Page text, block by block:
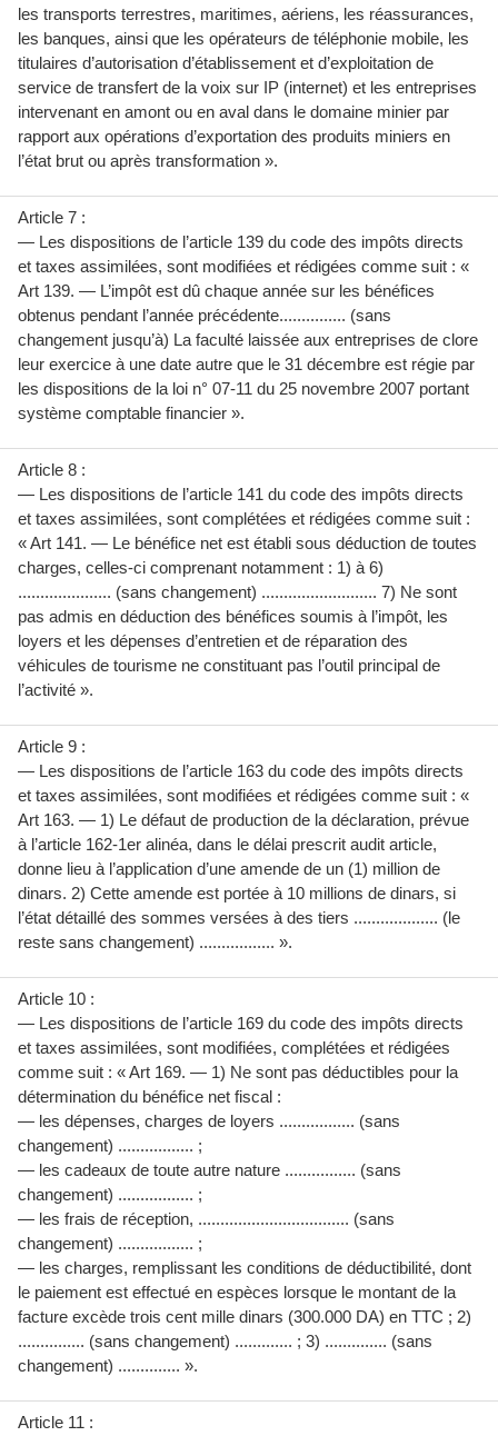
les transports terrestres, maritimes, aériens, les réassurances,
les banques, ainsi que les opérateurs de téléphonie mobile, les
titulaires d’autorisation d’établissement et d’exploitation de
service de transfert de la voix sur IP (internet) et les entreprises
intervenant en amont ou en aval dans le domaine minier par
rapport aux opérations d’exportation des produits miniers en
l’état brut ou après transformation ».
Article 7 :
— Les dispositions de l’article 139 du code des impôts directs
et taxes assimilées, sont modifiées et rédigées comme suit : «
Art 139. — L’impôt est dû chaque année sur les bénéfices
obtenus pendant l’année précédente............... (sans
changement jusqu’à) La faculté laissée aux entreprises de clore
leur exercice à une date autre que le 31 décembre est régie par
les dispositions de la loi n° 07-11 du 25 novembre 2007 portant
système comptable financier ».
Article 8 :
— Les dispositions de l’article 141 du code des impôts directs
et taxes assimilées, sont complétées et rédigées comme suit :
« Art 141. — Le bénéfice net est établi sous déduction de toutes
charges, celles-ci comprenant notamment : 1) à 6)
..................... (sans changement) .......................... 7) Ne sont
pas admis en déduction des bénéfices soumis à l’impôt, les
loyers et les dépenses d’entretien et de réparation des
véhicules de tourisme ne constituant pas l’outil principal de
l’activité ».
Article 9 :
— Les dispositions de l’article 163 du code des impôts directs
et taxes assimilées, sont modifiées et rédigées comme suit : «
Art 163. — 1) Le défaut de production de la déclaration, prévue
à l’article 162-1er alinéa, dans le délai prescrit audit article,
donne lieu à l’application d’une amende de un (1) million de
dinars. 2) Cette amende est portée à 10 millions de dinars, si
l’état détaillé des sommes versées à des tiers ................... (le
reste sans changement) ................. ».
Article 10 :
— Les dispositions de l’article 169 du code des impôts directs
et taxes assimilées, sont modifiées, complétées et rédigées
comme suit : « Art 169. — 1) Ne sont pas déductibles pour la
détermination du bénéfice net fiscal :
— les dépenses, charges de loyers ................. (sans
changement) ................. ;
— les cadeaux de toute autre nature ................ (sans
changement) ................. ;
— les frais de réception, .................................. (sans
changement) ................. ;
— les charges, remplissant les conditions de déductibilité, dont
le paiement est effectué en espèces lorsque le montant de la
facture excède trois cent mille dinars (300.000 DA) en TTC ; 2)
............... (sans changement) ............. ; 3) .............. (sans
changement) .............. ».
Article 11 :